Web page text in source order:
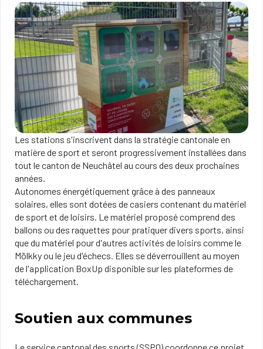
Les stations s'inscrivent dans la stratégie cantonale en
matière de sport et seront progressivement installées dans
tout le canton de Neuchâtel au cours des deux prochaines
années.
Autonomes énergétiquement grâce à des panneaux
solaires, elles sont dotées de casiers contenant du matériel
de sport et de loisirs. Le matériel proposé comprend des
ballons ou des raquettes pour​ pratiquer divers sports, ainsi
que du matériel pour d'autres activités de loisirs comme le
Mölkky ou le jeu d'échecs. Elles se déverrouillent au moyen
de l'application BoxUp disponible sur les plateformes de
téléchargement.​
Soutien aux communes